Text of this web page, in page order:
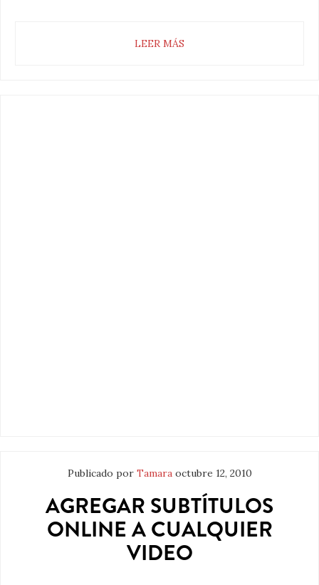
LEER MÁS
Publicado por Tamara octubre 12, 2010
AGREGAR SUBTÍTULOS
ONLINE A CUALQUIER
VIDEO